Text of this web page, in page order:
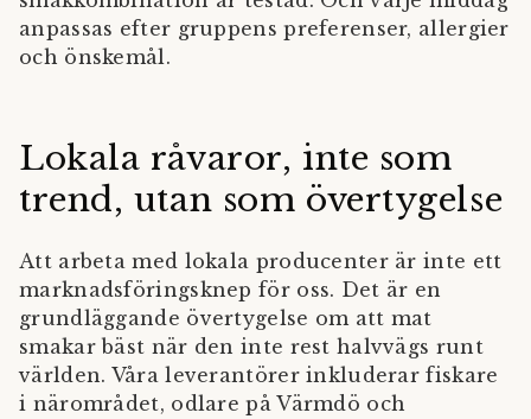
anpassas efter gruppens preferenser, allergier
och önskemål.
Lokala råvaror, inte som
trend, utan som övertygelse
Att arbeta med lokala producenter är inte ett
marknadsföringsknep för oss. Det är en
grundläggande övertygelse om att mat
smakar bäst när den inte rest halvvägs runt
världen. Våra leverantörer inkluderar fiskare
i närområdet, odlare på Värmdö och